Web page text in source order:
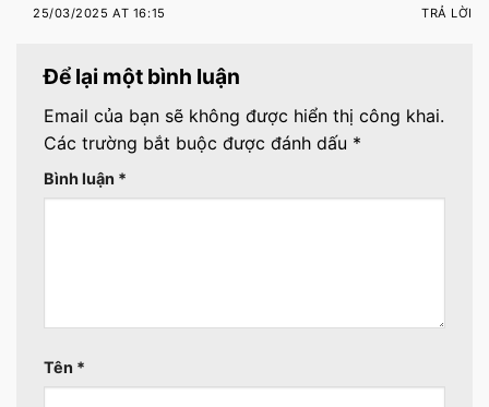
25/03/2025 AT 16:15 TRẢ LỜI
Để lại một bình luận
Email của bạn sẽ không được hiển thị công khai.
Các trường bắt buộc được đánh dấu *
Bình luận *
Tên *